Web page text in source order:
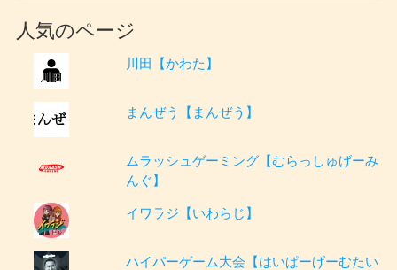
人気のページ
川田【かわた】
まんぜう【まんぜう】
ムラッシュゲーミング【むらっしゅげーみ
んぐ】
イワラジ【いわらじ】
ハイパーゲーム大会【はいぱーげーむたい